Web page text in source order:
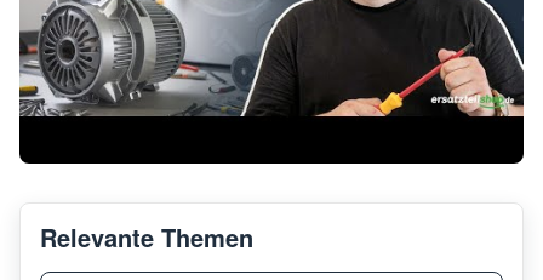
Relevante Themen